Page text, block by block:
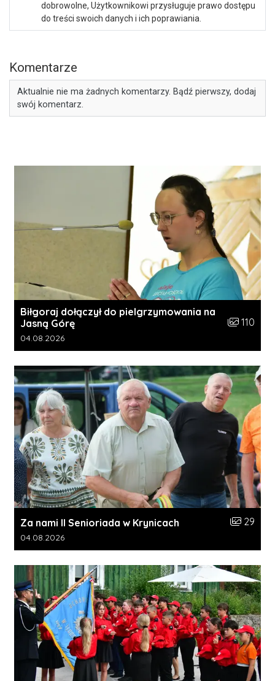
dobrowolne, Użytkownikowi przysługuje prawo dostępu
do treści swoich danych i ich poprawiania.
Komentarze
Aktualnie nie ma żadnych komentarzy. Bądź pierwszy, dodaj
swój komentarz.
Biłgoraj dołączył do pielgrzymowania na
Jasną Górę
Liczba
110
Data dodania galerii:
04.08.2026
Za nami II Senioriada w Krynicach Liczba
29
Data dodania galerii:
04.08.2026